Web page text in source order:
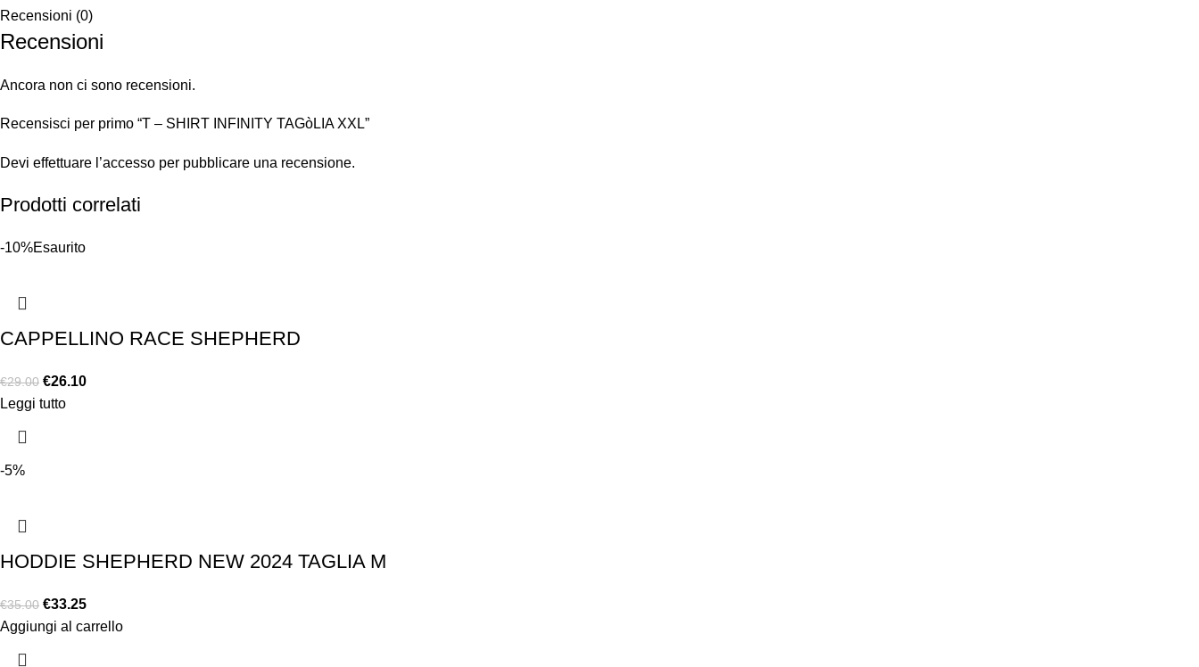
Recensioni (0)
Recensioni
Ancora non ci sono recensioni.
Recensisci per primo “T – SHIRT INFINITY TAGòLIA XXL”
Devi effettuare l’accesso per pubblicare una recensione.
Prodotti correlati
-10%Esaurito
CAPPELLINO RACE SHEPHERD
€29.00 €26.10
Leggi tutto
-5%
HODDIE SHEPHERD NEW 2024 TAGLIA M
€35.00 €33.25
Aggiungi al carrello